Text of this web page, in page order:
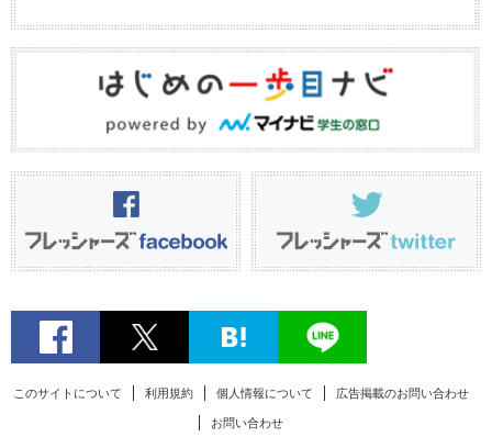
このサイトについて 利用規約 個人情報について 広告掲載のお問い合わせ
お問い合わせ